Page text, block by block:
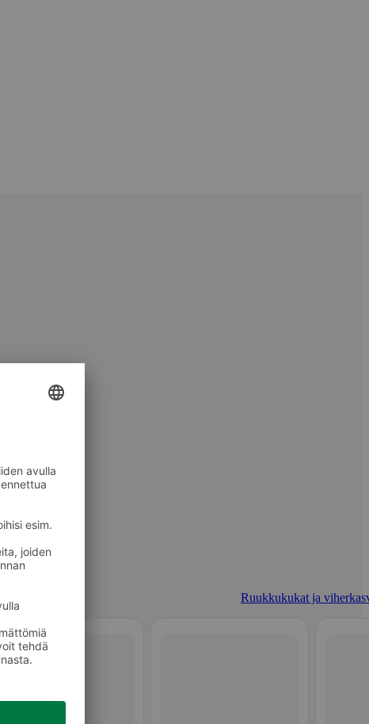
Ruukkukukat ja